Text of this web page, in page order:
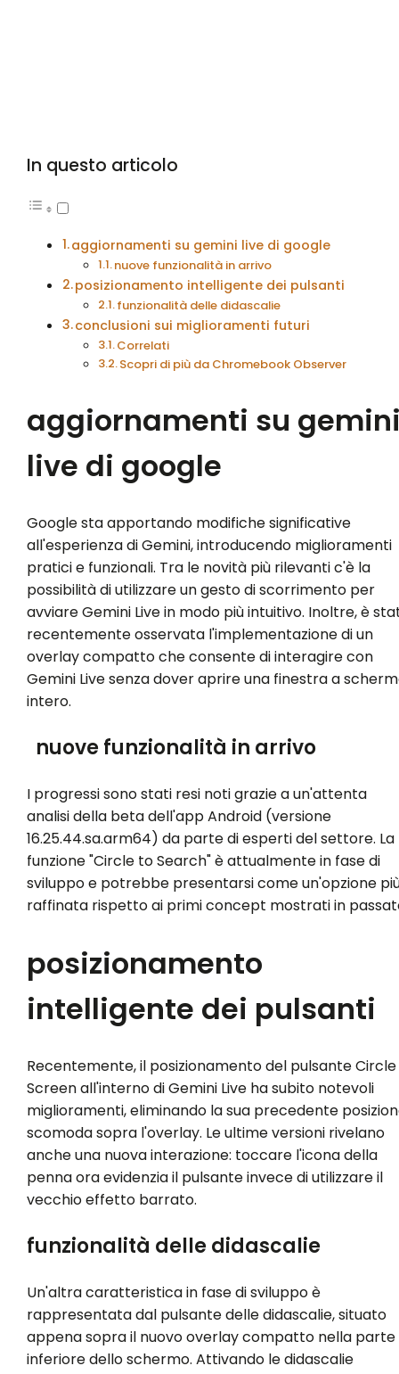
In questo articolo
aggiornamenti su gemini live di google
nuove funzionalità in arrivo
posizionamento intelligente dei pulsanti
funzionalità delle didascalie
conclusioni sui miglioramenti futuri
Correlati
Scopri di più da Chromebook Observer
aggiornamenti su
live di google
Google sta apportando modifiche significative
all'esperienza di Gemini, introducendo miglioramenti
pratici e funzionali. Tra le novità più rilevanti c'è la
possibilità di utilizzare un gesto di scorrimento per
avviare Gemini Live in modo più intuitivo. Inoltre, è
recentemente osservata l'implementazione di un
overlay compatto che consente di interagire con
Gemini Live senza dover aprire una finestra a
intero.
nuove funzionalità in arrivo
I progressi sono stati resi noti grazie a un'attenta
analisi della beta dell'app Android (versione
16.25.44.sa.arm64) da parte di esperti del settore. La
funzione "Circle to Search" è attualmente in fase di
sviluppo e potrebbe presentarsi come un'opzione
raffinata rispetto ai primi concept mostrati in
posizionamento
intelligente dei pulsanti
Recentemente, il posizionamento del pulsante Circle
Screen all'interno di Gemini Live ha subito notevoli
miglioramenti, eliminando la sua precedente
scomoda sopra l'overlay. Le ultime versioni rivelano
anche una nuova interazione: toccare l'icona della
penna ora evidenzia il pulsante invece di utilizzare il
vecchio effetto barrato.
funzionalità delle didascalie
Un'altra caratteristica in fase di sviluppo è
rappresentata dal pulsante delle didascalie, situato
appena sopra il nuovo overlay compatto nella parte
inferiore dello schermo. Attivando le didascalie